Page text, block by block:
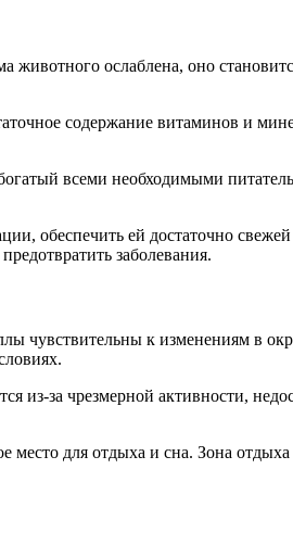
ослаблена, оно
содержание витаминов и
всеми необходимыми
обеспечить ей достаточно
заболевания.
чувствительны к изменениям в
за чрезмерной активности,
место для отдыха и сна. Зона